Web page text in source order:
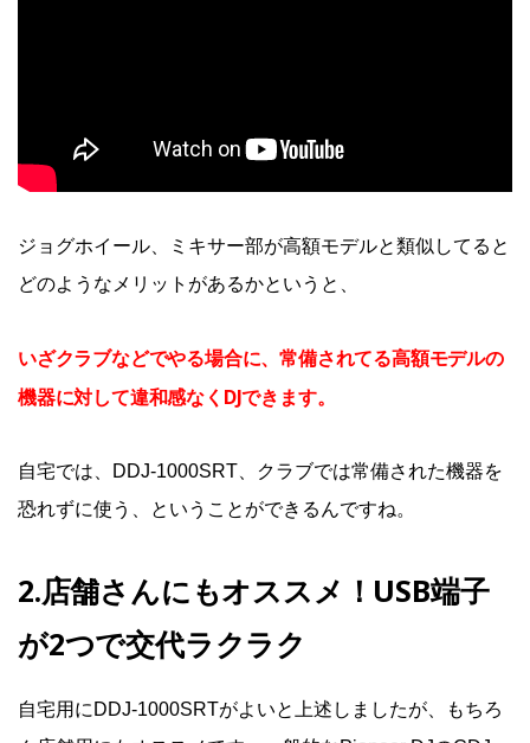
ジョグホイール、ミキサー部が高額モデルと類似してると
どのようなメリットがあるかというと、
いざクラブなどでやる場合に、常備されてる高額モデルの
機器に対して違和感なくDJできます。
自宅では、DDJ-1000SRT、クラブでは常備された機器を
恐れずに使う、ということができるんですね。
2.店舗さんにもオススメ！USB端子
が2つで交代ラクラク
自宅用にDDJ-1000SRTがよいと上述しましたが、もちろ